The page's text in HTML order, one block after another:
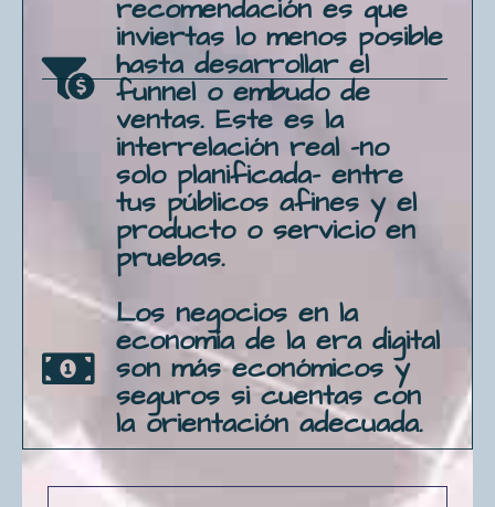
recomendación es que
inviertas lo menos posible
hasta desarrollar el
funnel o embudo de
ventas. Este es la
interrelación real -no
solo planificada- entre
tus públicos afines y el
producto o servicio en
pruebas.
Los negocios en la
economía de la era digital
son más económicos y
seguros si cuentas con
la orientación adecuada.